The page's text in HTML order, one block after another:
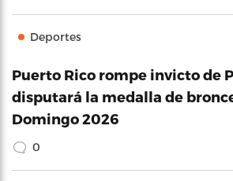
Deportes
Puerto Rico rompe invicto de
disputará la medalla de
Domingo 2026
0